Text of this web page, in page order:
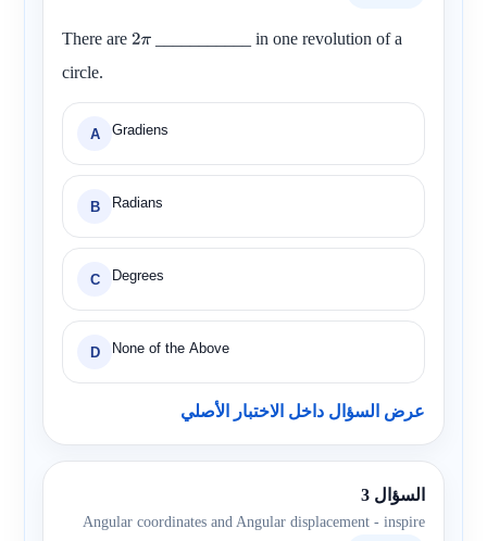
There are2π
___________ in one revolution of a
circle.
A Gradiens
B Radians
C Degrees
D None of the Above
عرض السؤال داخل الاختبار الأصلي
السؤال 3
Angular coordinates and Angular displacement - inspire